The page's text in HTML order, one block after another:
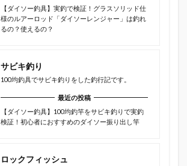
【ダイソー釣具】実釣で検証！グラスソリッド仕
様のルアーロッド「ダイソーレンジャー」は釣れ
るの？使えるの？
サビキ釣り
100均釣具でサビキ釣りをした釣行記です。
最近の投稿
【ダイソー釣具】100均釣竿をサビキ釣りで実釣
検証！初心者におすすめのダイソー振り出し竿
ロックフィッシュ